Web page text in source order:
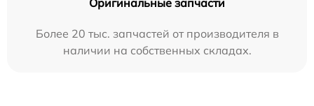
Оригинальные запчасти
Более 20 тыс. запчастей от производителя в
наличии на собственных складах.